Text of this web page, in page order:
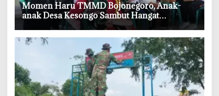
‎Momen Haru TMMD Bojonegoro, Anak-
anak Desa Kesongo Sambut Hangat
Kehadiran Prajurit TNI